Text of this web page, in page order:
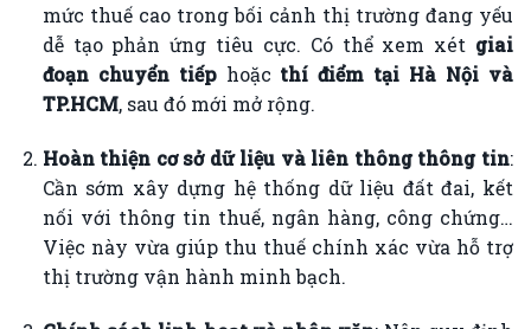
mức thuế cao trong bối cảnh thị trường đang yếu
dễ tạo phản ứng tiêu cực. Có thể xem xét giai
đoạn chuyển tiếphoặc thí điểm tại Hà Nội và
TP.HCM, sau đó mới mở rộng.
Hoàn thiện cơ sở dữ liệu và liên thông thông tin:
Cần sớm xây dựng hệ thống dữ liệu đất đai, kết
nối với thông tin thuế, ngân hàng, công chứng…
Việc này vừa giúp thu thuế chính xác vừa hỗ trợ
thị trường vận hành minh bạch.